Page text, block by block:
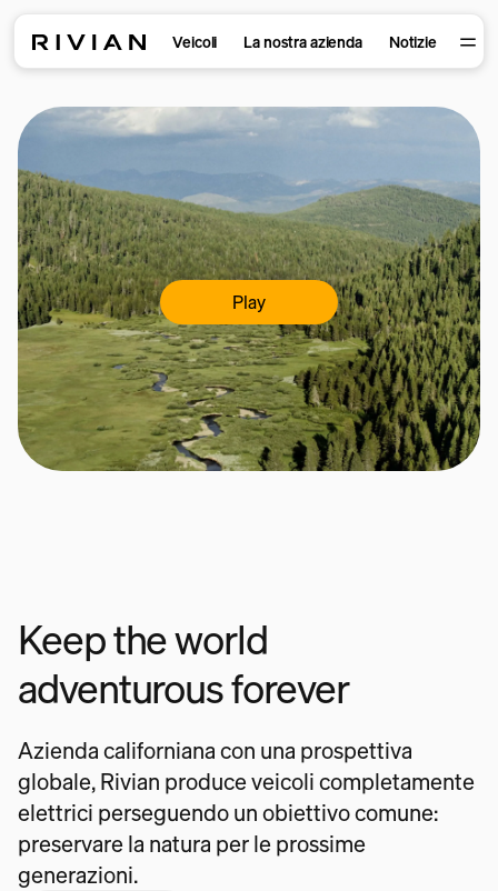
Veicoli La nostra azienda Notizie
Play
Keep the world
adventurous forever
Azienda californiana con una prospettiva
globale, Rivian produce veicoli completamente
elettrici perseguendo un obiettivo comune:
preservare la natura per le prossime
generazioni.